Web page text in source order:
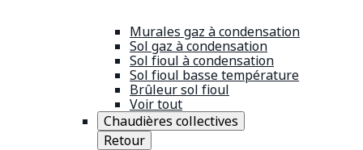
Murales gaz à condensation
Sol gaz à condensation
Sol fioul à condensation
Sol fioul basse température
Brûleur sol fioul
Voir tout
Chaudières collectives
Retour